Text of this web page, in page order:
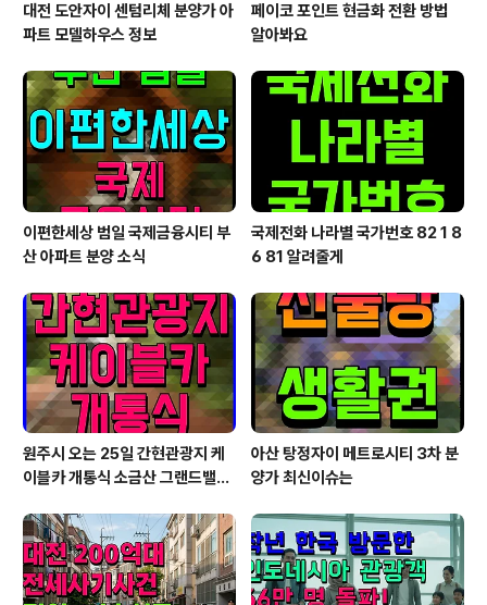
대전 도안자이 센텀리체 분양가 아
파트 모델하우스 정보
페이코 포인트 현금화 전환 방법
알아봐요
이편한세상 범일 국제금융시티 부
산 아파트 분양 소식
국제전화 나라별 국가번호 82 1 8
6 81 알려줄게
원주시 오는 25일 간현관광지 케
이블카 개통식 소금산 그랜드밸리
아산 탕정자이 메트로시티 3차 분
양가 최신이슈는